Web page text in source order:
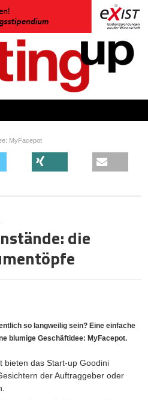
MyFacepot
die
so langweilig sein? Eine einfache
blumige Geschäftidee: MyFacepot.
bieten das Start-up Goodini
der Auftraggeber oder